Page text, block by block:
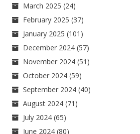
March 2025 (24)
February 2025 (37)
January 2025 (101)
December 2024 (57)
November 2024 (51)
October 2024 (59)
September 2024 (40)
August 2024 (71)
July 2024 (65)
June 2024 (80)